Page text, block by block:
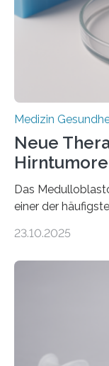
hypertrophe
erblich bedingte
sich die linke
stark kontrahiert…
Medizin
Neue
Das
einer der
Betroffenen
Dringend
nur
Gewebe
Hertie-Institut für
23.10.2025